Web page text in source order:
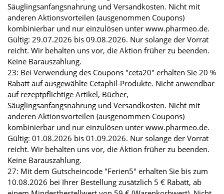
Säuglingsanfangsnahrung und Versandkosten. Nicht mit
anderen Aktionsvorteilen (ausgenommen Coupons)
kombinierbar und nur einzulösen unter www.pharmeo.de.
Gültig: 29.07.2026 bis 09.08.2026. Nur solange der Vorrat
reicht. Wir behalten uns vor, die Aktion früher zu beenden.
Keine Barauszahlung.
23: Bei Verwendung des Coupons "ceta20" erhalten Sie 20 %
Rabatt auf ausgewählte Cetaphil-Produkte. Nicht anwendbar
auf rezeptpflichtige Artikel, Bücher,
Säuglingsanfangsnahrung und Versandkosten. Nicht mit
anderen Aktionsvorteilen (ausgenommen Coupons)
kombinierbar und nur einzulösen unter www.pharmeo.de.
Gültig: 01.08.2026 bis 01.09.2026. Nur solange der Vorrat
reicht. Wir behalten uns vor, die Aktion früher zu beenden.
Keine Barauszahlung.
27: Mit dem Gutscheincode "Ferien5" erhalten Sie bis zum
10.08.2026 bei Ihrer Bestellung zusätzlich 5 € Rabatt, ab